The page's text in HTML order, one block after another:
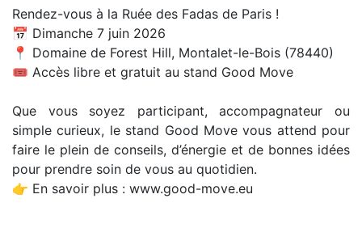
Rendez-vous à la Ruée des Fadas de Paris !
📅 Dimanche 7 juin 2026
📍 Domaine de Forest Hill, Montalet-le-Bois (78440)
🎟️ Accès libre et gratuit au stand Good Move
Que vous soyez participant, accompagnateur ou
simple curieux, le stand Good Move vous attend pour
faire le plein de conseils, d’énergie et de bonnes idées
pour prendre soin de vous au quotidien.
👉 En savoir plus : www.good-move.eu